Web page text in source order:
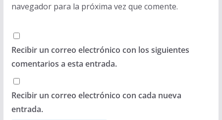
navegador para la próxima vez que comente.
Recibir un correo electrónico con los siguientes
comentarios a esta entrada.
Recibir un correo electrónico con cada nueva
entrada.